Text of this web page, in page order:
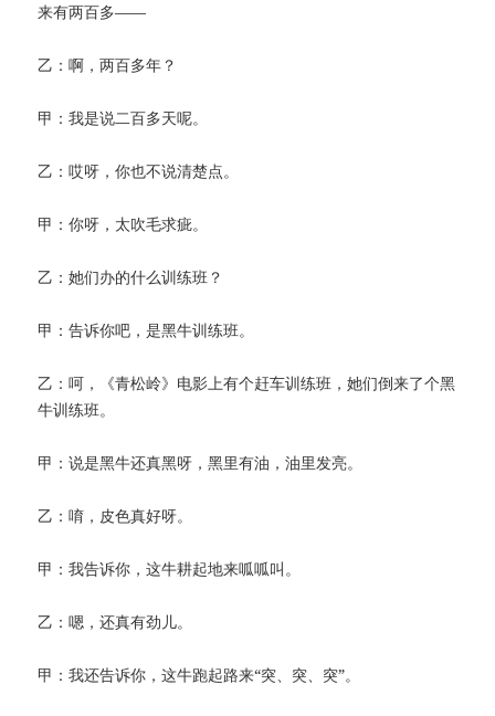
来有两百多——
乙：啊，两百多年？
甲：我是说二百多天呢。
乙：哎呀，你也不说清楚点。
甲：你呀，太吹毛求疵。
乙：她们办的什么训练班？
甲：告诉你吧，是黑牛训练班。
乙：呵，《青松岭》电影上有个赶车训练班，她们倒来了个黑
牛训练班。
甲：说是黑牛还真黑呀，黑里有油，油里发亮。
乙：唷，皮色真好呀。
甲：我告诉你，这牛耕起地来呱呱叫。
乙：嗯，还真有劲儿。
甲：我还告诉你，这牛跑起路来“突、突、突”。